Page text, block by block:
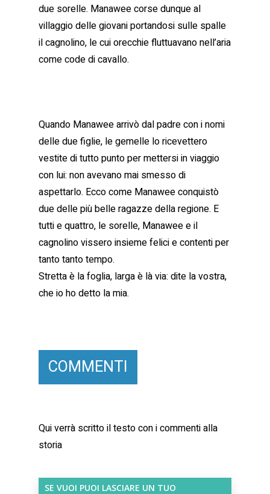
due sorelle. Manawee corse dunque al
villaggio delle giovani portandosi sulle spalle
il cagnolino, le cui orecchie fluttuavano nell’aria
come code di cavallo.
Quando Manawee arrivò dal padre con i nomi
delle due figlie, le gemelle lo ricevettero
vestite di tutto punto per mettersi in viaggio
con lui: non avevano mai smesso di
aspettarlo. Ecco come Manawee conquistò
due delle più belle ragazze della regione. E
tutti e quattro, le sorelle, Manawee e il
cagnolino vissero insieme felici e contenti per
tanto tanto tempo.
Stretta è la foglia, larga è là via: dite la vostra,
che io ho detto la mia.
COMMENTI
Qui verrà scritto il testo con i commenti alla
storia
SE VUOI PUOI LASCIARE UN TUO